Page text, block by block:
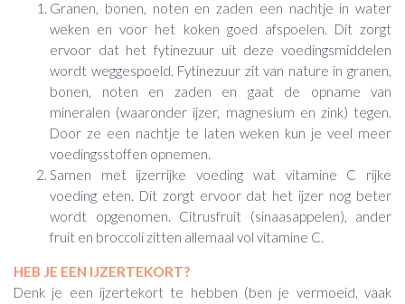
Granen, bonen, noten en zaden een nachtje in water
weken en voor het koken goed afspoelen. Dit zorgt
ervoor dat het fytinezuur uit deze voedingsmiddelen
wordt weggespoeld. Fytinezuur zit van nature in granen,
bonen, noten en zaden en gaat de opname van
mineralen (waaronder ijzer, magnesium en zink) tegen.
Door ze een nachtje te laten weken kun je veel meer
voedingsstoffen opnemen.
Samen met ijzerrijke voeding wat vitamine C rijke
voeding eten. Dit zorgt ervoor dat het ijzer nog beter
wordt opgenomen. Citrusfruit (sinaasappelen), ander
fruit en broccoli zitten allemaal vol vitamine C.
HEB JE EEN IJZERTEKORT?
Denk je een ijzertekort te hebben (ben je vermoeid, vaak